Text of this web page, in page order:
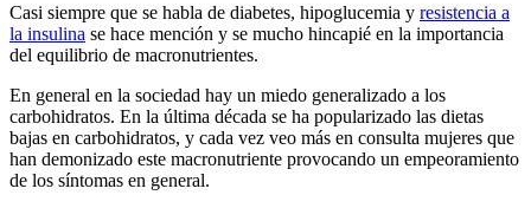
Casi siempre que se habla de diabetes, hipoglucemia y resistencia a
la insulina se hace mención y se mucho hincapié en la importancia
del equilibrio de macronutrientes.
En general en la sociedad hay un miedo generalizado a los
carbohidratos. En la última década se ha popularizado las dietas
bajas en carbohidratos, y cada vez veo más en consulta mujeres que
han demonizado este macronutriente provocando un empeoramiento
de los síntomas en general.